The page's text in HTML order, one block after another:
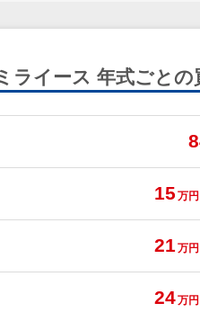
ライース 年式ごとの
15 万円
21万円
24万円